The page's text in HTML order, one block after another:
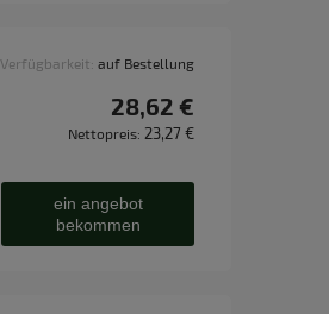
Verfügbarkeit: auf Bestellung
28,62 €
Nettopreis: 23,27 €
ein angebot
bekommen